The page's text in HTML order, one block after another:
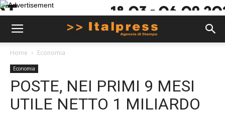
Home Economia
Economia
POSTE, NEI PRIMI 9 MESI
UTILE NETTO 1 MILIARDO